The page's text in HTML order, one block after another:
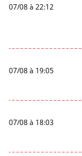
07/08 à 22:12
07/08 à 19:05
07/08 à 18:03